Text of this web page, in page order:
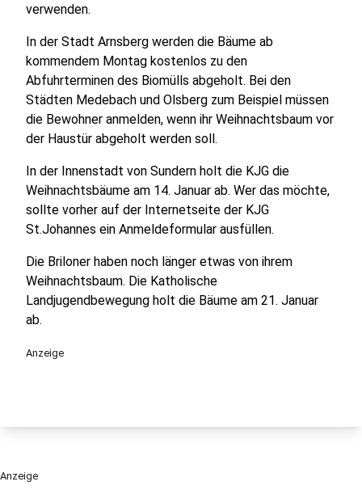
verwenden.
In der Stadt Arnsberg werden die Bäume ab
kommendem Montag kostenlos zu den
Abfuhrterminen des Biomülls abgeholt. Bei den
Städten Medebach und Olsberg zum Beispiel müssen
die Bewohner anmelden, wenn ihr Weihnachtsbaum vor
der Haustür abgeholt werden soll.
In der Innenstadt von Sundern holt die KJG die
Weihnachtsbäume am 14. Januar ab. Wer das möchte,
sollte vorher auf der Internetseite der KJG
St.Johannes ein Anmeldeformular ausfüllen.
Die Briloner haben noch länger etwas von ihrem
Weihnachtsbaum. Die Katholische
Landjugendbewegung holt die Bäume am 21. Januar
ab.
Anzeige
Anzeige